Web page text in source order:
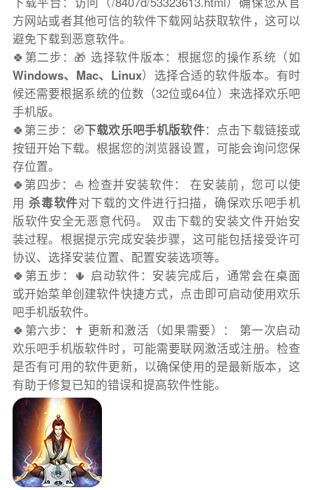
方网站或者其他可信的软件下载网站获取软件，这可以
避免下载到恶意软件。
🍀第二步：🎁 选择软件版本：根据您的操作系统（如
Windows、Mac、Linux）选择合适的软件版本。有时
候还需要根据系统的位数（32位或64位）来选择欢乐吧
手机版。
🍀第三步：🧭下载欢乐吧手机版软件：点击下载链接或
按钮开始下载。根据您的浏览器设置，可能会询问您保
存位置。
🍀第四步：⛵️ 检查并安装软件： 在安装前，您可以使
用杀毒软件对下载的文件进行扫描，确保欢乐吧手机
版软件安全无恶意代码。 双击下载的安装文件开始安
装过程。根据提示完成安装步骤，这可能包括接受许可
协议、选择安装位置、配置安装选项等。
🍀第五步：🌵 启动软件：安装完成后，通常会在桌面
或开始菜单创建软件快捷方式，点击即可启动使用欢乐
吧手机版软件。
🍀第六步：✝️ 更新和激活（如果需要）： 第一次启动
欢乐吧手机版软件时，可能需要联网激活或注册。检查
是否有可用的软件更新，以确保使用的是最新版本，这
有助于修复已知的错误和提高软件性能。